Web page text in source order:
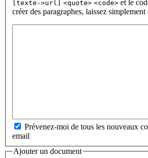
[texte->url]
<quote> <code> et le
créer des paragraphes, laissez
Prévenez-moi de tous les nouveaux
email
Ajouter un document